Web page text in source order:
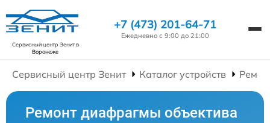
Сервисный центр Зенитв
Воронеже
+7 (473) 201-64-71
Ежедневно с 9:00 до 21:00
Сервисный центр Зенит Каталог устройств
Ремонт диафрагмы объектива